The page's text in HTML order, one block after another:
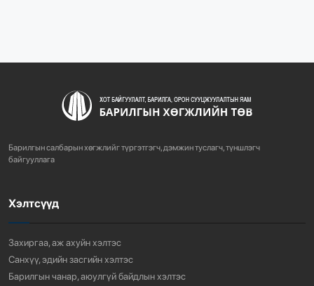
ХОТ БАЙГУУЛАЛТЫН ТУХАЙ ХУУЛИЙН
3 сарын өмнө
Барилгын салбарын хөгжлийг түргэтгэгч, дэмжин туслагч, түншлэгч
байгууллага
Хэлтсүүд
Захиргаа, аж ахуйн хэлтэс
Санхүү, эдийн засгийн хэлтэс
Барилгын чанар, аюулгүй байдлын хэлтэс